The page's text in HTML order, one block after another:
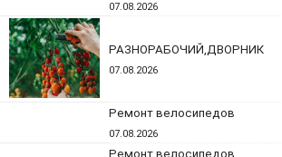
07.08.2026
РАЗНОРАБОЧИЙ,ДВОРНИК
07.08.2026
Ремонт велосипедов
07.08.2026
Ремонт велосипедов